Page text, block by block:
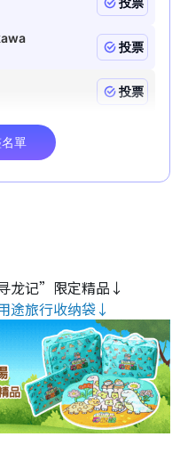
龙记”限定精品↓
途旅行收纳袋↓